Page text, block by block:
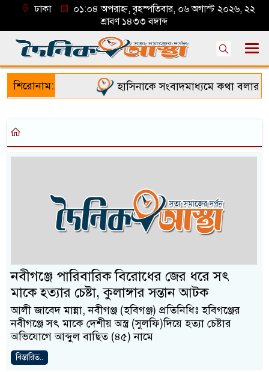
ঢাকা
০১:০৪ অপরাহ্ন, বৃহস্পতিবার, ০৬ অগাস্ট ২০২৬, ২২
শ্রাবণ ১৪৩৩ বঙ্গাব্দ
শিরোনাম: হাসিনাকে সংবাদমাধ্যমে কথা বলার
নবীগঞ্জে পারিবারিক বিরোধের জের ধরে সৎ
মাকে হত্যার চেষ্টা, কুলাঙ্গার সন্তান আটক
আলী জাবেদ মান্না, নবীগঞ্জ (হবিগঞ্জ) প্রতিনিধিঃ হবিগঞ্জের
নবীগঞ্জে সৎ মাকে দেশীয় অস্ত্র (সুলফি)দিয়ে হত্যা চেষ্টার
অভিযোগে আব্দুল বাছিত (৪৫) নামে
বিস্তারিত..